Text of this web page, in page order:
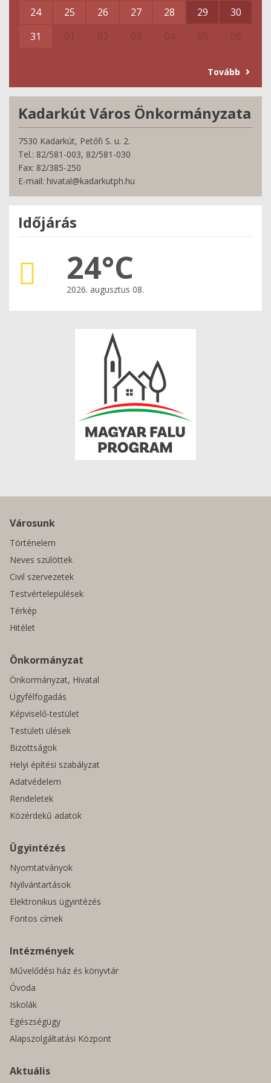
24
25 26 27 28 29
30
31
Tovább
Kadarkút Város Önkormányzata
7530 Kadarkút, Petőfi S. u. 2.
Tel.: 82/581-003, 82/581-030
Fax: 82/385-250
E-mail: hivatal@kadarkutph.hu
Időjárás
24°C
2026. augusztus 08.
Városunk
Történelem
Neves szülöttek
Civil szervezetek
Testvértelepülések
Térkép
Hitélet
Önkormányzat
Önkormányzat, Hivatal
Ügyfélfogadás
Képviselő-testület
Testületi ülések
Bizottságok
Helyi építési szabályzat
Adatvédelem
Rendeletek
Közérdekű adatok
Ügyintézés
Nyomtatványok
Nyilvántartások
Elektronikus ügyintézés
Fontos címek
Intézmények
Művelődési ház és könyvtár
Óvoda
Iskolák
Egészségügy
Alapszolgáltatási Központ
Aktuális